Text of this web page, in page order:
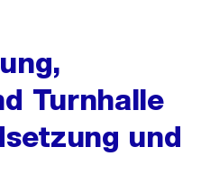
Turnhalle
und